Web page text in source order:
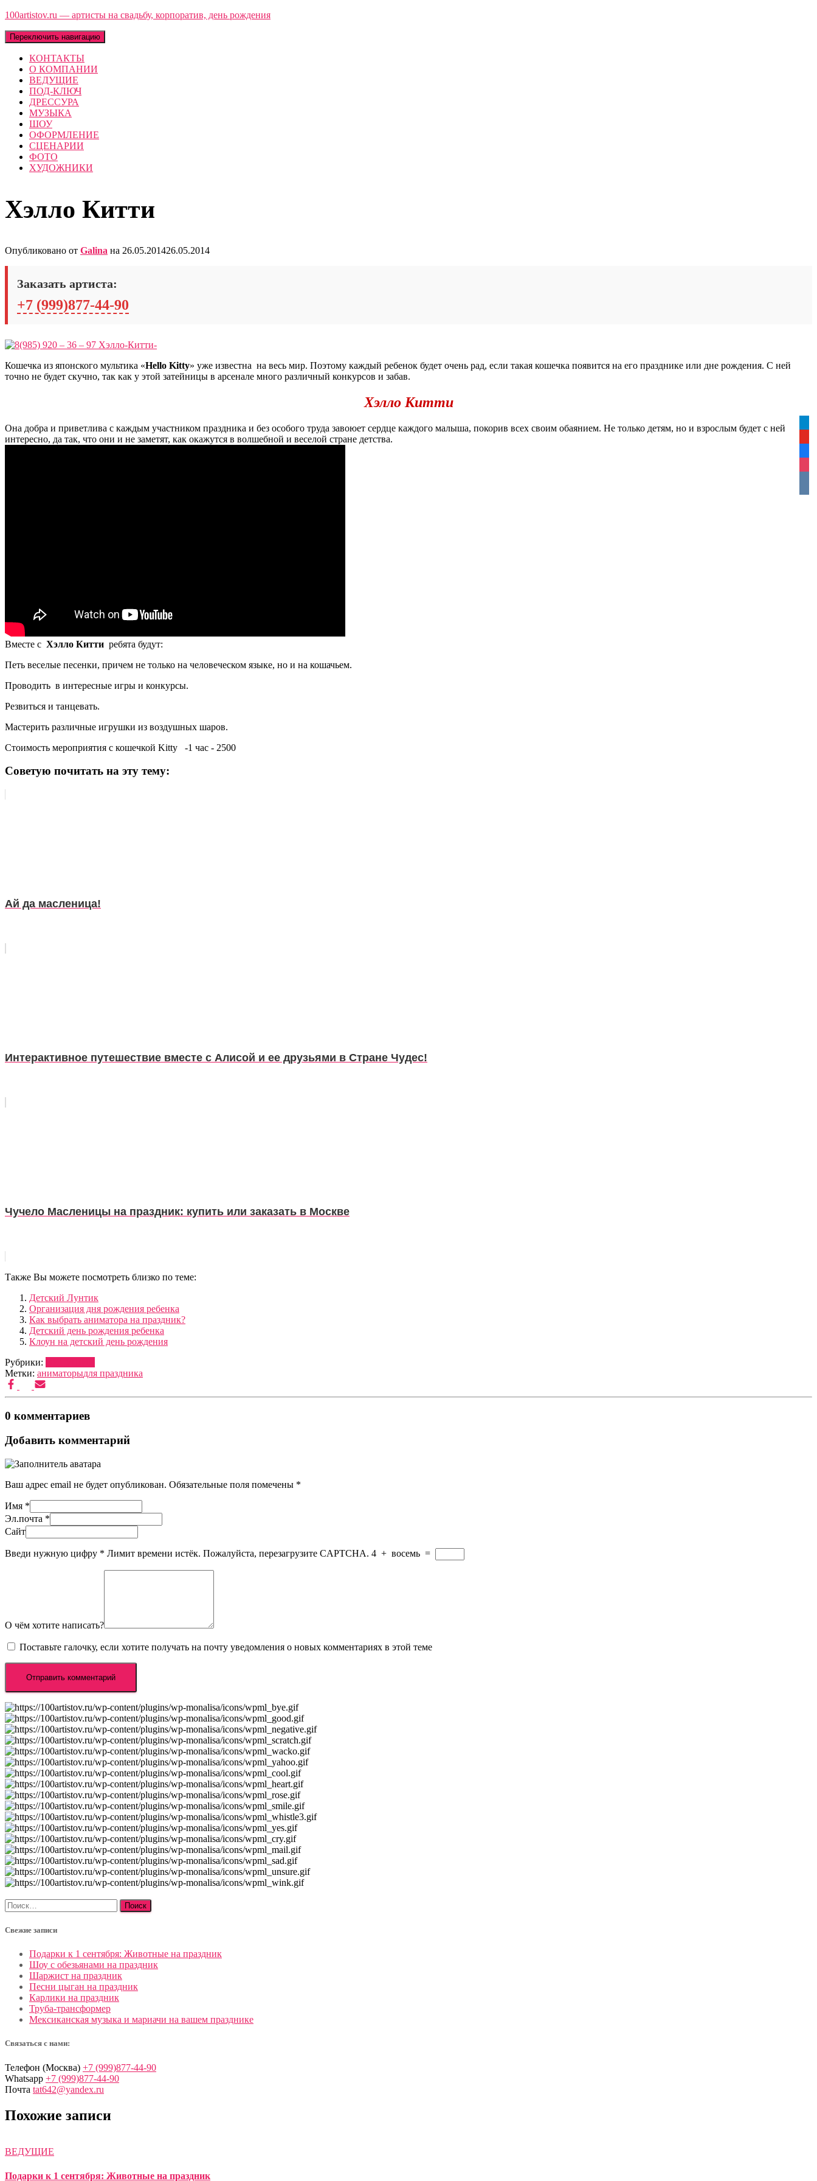
100artistov.ru — артисты на свадьбу, корпоратив, день рождения
Переключить навигацию
КОНТАКТЫ
О КОМПАНИИ
ВЕДУЩИЕ
ПОД-КЛЮЧ
ДРЕССУРА
МУЗЫКА
ШОУ
ОФОРМЛЕНИЕ
СЦЕНАРИИ
ФОТО
ХУДОЖНИКИ
Хэлло Китти
Опубликовано от Galina на 26.05.201426.05.2014
Заказать артиста:
+7 (999)877-44-90
Кошечка из японского мультика «Hello Kitty» уже известна на весь мир. Поэтому каждый ребенок будет очень рад, если такая кошечка появится на его празднике или дне рождения. С ней
точно не будет скучно, так как у этой затейницы в арсенале много различный конкурсов и забав.
Хэлло Китти
Она добра и приветлива с каждым участником праздника и без особого труда завоюет сердце каждого малыша, покорив всех своим обаянием. Не только детям, но и взрослым будет с ней
интересно, да так, что они и не заметят, как окажутся в волшебной и веселой стране детства.
Вместе с Хэлло Китти ребята будут:
Петь веселые песенки, причем не только на человеческом языке, но и на кошачьем.
Проводить в интересные игры и конкурсы.
Резвиться и танцевать.
Мастерить различные игрушки из воздушных шаров.
Стоимость мероприятия с кошечкой Kitty -1 час - 2500
Советую почитать на эту тему:
Ай да масленица!
Интерактивное путешествие вместе с Алисой и ее друзьями в Стране Чудес!
Чучело Масленицы на праздник: купить или заказать в Москве
Также Вы можете посмотреть близко по теме:
Детский Лунтик
Организация дня рождения ребенка
Как выбрать аниматора на праздник?
Детский день рождения ребенка
Клоун на детский день рождения
Рубрики:
Метки: аниматорыдля праздника
0 комментариев
Добавить комментарий
Ваш адрес email не будет опубликован. Обязательные поля помечены *
Имя *
Эл.почта *
Сайт
Введи нужную цифру * Лимит времени истёк. Пожалуйста, перезагрузите CAPTCHA. 4 + восемь =
О чём хотите написать?
Поставьте галочку, если хотите получать на почту уведомления о новых комментариях в этой теме
Найти:
Свежие записи
Подарки к 1 сентября: Животные на праздник
Шоу с обезьянами на праздник
Шаржист на праздник
Песни цыган на праздник
Карлики на праздник
Труба-трансформер
Мексиканская музыка и мариачи на вашем празднике
Связаться с нами:
Телефон (Москва) +7 (999)877-44-90
Whatsapp +7 (999)877-44-90
Почта tat642@yandex.ru
Похожие записи
ВЕДУЩИЕ
Подарки к 1 сентября: Животные на праздник